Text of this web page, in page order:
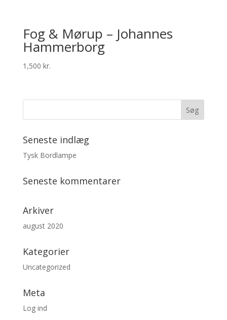
Fog & Mørup – Johannes
Hammerborg
1,500 kr.
Seneste indlæg
Tysk Bordlampe
Seneste kommentarer
Arkiver
august 2020
Kategorier
Uncategorized
Meta
Log ind